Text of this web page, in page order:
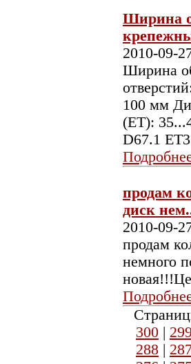
Ширина
2010-09-
Ширина
100 мм
(ET):
D67.1
продам
диск
2010-09-
продам
немного
300 |
288 |